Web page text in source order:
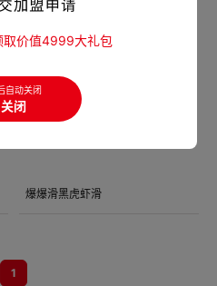
爆爆滑黑虎虾滑
1
取价值4999大礼包
自动关闭
关闭